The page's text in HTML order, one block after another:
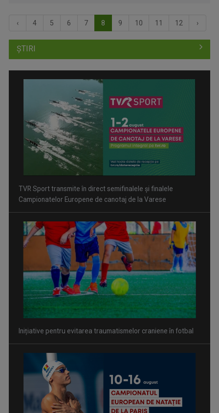
‹ 4 5 6 7 8 9 10 11 12 ›
ȘTIRI
TVR Sport transmite în direct semifinalele și finalele
Campionatelor Europene de canotaj de la Varese
Inițiative pentru evitarea traumatismelor craniene în fotbal